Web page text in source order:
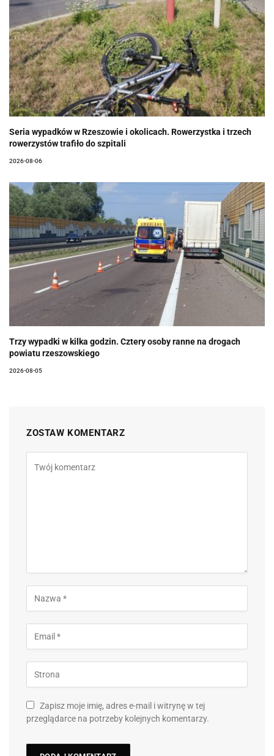
Seria wypadków w Rzeszowie i okolicach. Rowerzystka i trzech
rowerzystów trafiło do szpitali
2026-08-06
Trzy wypadki w kilka godzin. Cztery osoby ranne na drogach
powiatu rzeszowskiego
2026-08-05
ZOSTAW KOMENTARZ
Zapisz moje imię, adres e-mail i witrynę w tej
przeglądarce na potrzeby kolejnych komentarzy.